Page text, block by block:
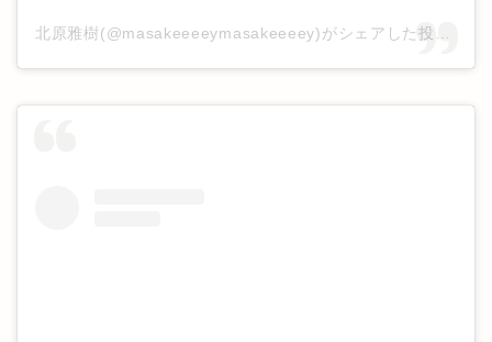
北原雅樹(@masakeeeeymasakeeeey)がシェアした投稿